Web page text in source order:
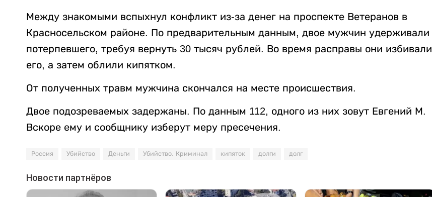
Между знакомыми вспыхнул конфликт из-за денег на проспекте Ветеранов в
Красносельском районе. По предварительным данным, двое мужчин удерживали
потерпевшего, требуя вернуть 30 тысяч рублей. Во время расправы они избивали
его, а затем облили кипятком.
От полученных травм мужчина скончался на месте происшествия.
Двое подозреваемых задержаны. По данным 112, одного из них зовут Евгений М.
Вскоре ему и сообщнику изберут меру пресечения.
Россия Убийство Деньги Убийство. Криминал кипяток долги долг